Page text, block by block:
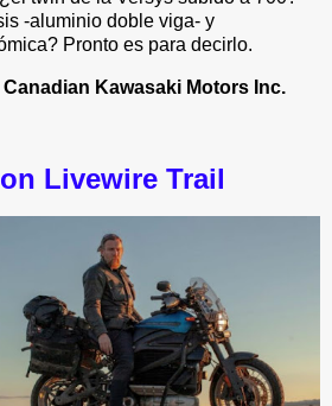
-aluminio doble viga- y
Pronto es para decirlo.
Canadian Kawasaki Motors Inc.
Livewire Trail